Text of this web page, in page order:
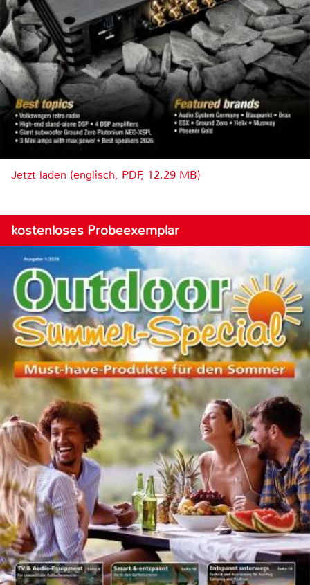
Jetzt laden (englisch, PDF, 12.29 MB)
kostenloses Probeexemplar